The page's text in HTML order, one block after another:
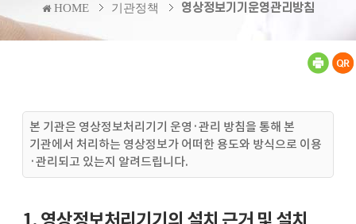
HOME 기관정책 영상정보기기운영관리방침
본 기관은 영상정보처리기기 운영·관리 방침을 통해 본
기관에서 처리하는 영상정보가 어떠한 용도와 방식으로 이용
·관리되고 있는지 알려드립니다.
1. 영상정보처리기기의 설치 근거 및 설치